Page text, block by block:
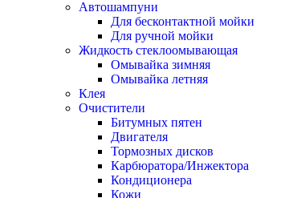
Автошампуни
Для бесконтактной мойки
Для ручной мойки
Жидкость стеклоомывающая
Омывайка зимняя
Омывайка летняя
Клея
Очистители
Битумных пятен
Двигателя
Тормозных дисков
Карбюратора/Инжектора
Кондиционера
Кожи